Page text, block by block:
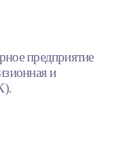
предприятие
и